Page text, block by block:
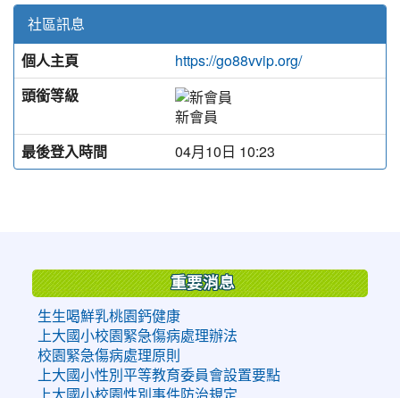
社區訊息
個人主頁
https://go88vvip.org/
頭銜等級
新會員
最後登入時間
04月10日 10:23
重要消息
生生喝鮮乳桃園鈣健康
上大國小校園緊急傷病處理辦法
校園緊急傷病處理原則
上大國小性別平等教育委員會設置要點
上大國小校園性別事件防治規定